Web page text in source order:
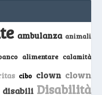
ambulanza animali
alimentare calamità
cibo clown clown
disabili Disabilità